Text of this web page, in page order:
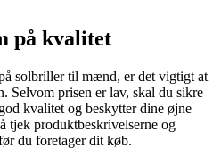
på kvalitet
solbriller til mænd, er det vigtigt at
Selvom prisen er lav, skal du sikre
kvalitet og beskytter dine øjne
tjek produktbeskrivelserne og
du foretager dit køb.